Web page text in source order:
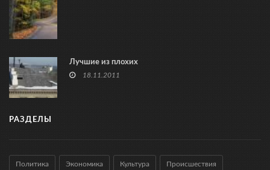
Лучшие из плохих
18.11.2011
РАЗДЕЛЫ
Политика Экономика Культура Происшествия